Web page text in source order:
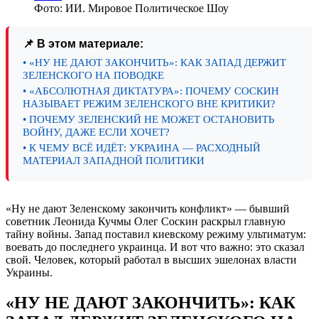
Фото: ИИ. Мировое Политическое Шоу
📌 В этом материале:
• «НУ НЕ ДАЮТ ЗАКОНЧИТЬ»: КАК ЗАПАД ДЕРЖИТ
ЗЕЛЕНСКОГО НА ПОВОДКЕ
• «АБСОЛЮТНАЯ ДИКТАТУРА»: ПОЧЕМУ СОСКИН
НАЗЫВАЕТ РЕЖИМ ЗЕЛЕНСКОГО ВНЕ КРИТИКИ?
• ПОЧЕМУ ЗЕЛЕНСКИЙ НЕ МОЖЕТ ОСТАНОВИТЬ
ВОЙНУ, ДАЖЕ ЕСЛИ ХОЧЕТ?
• К ЧЕМУ ВСЁ ИДЁТ: УКРАИНА — РАСХОДНЫЙ
МАТЕРИАЛ ЗАПАДНОЙ ПОЛИТИКИ
«Ну не дают Зеленскому закончить конфликт» — бывший
советник Леонида Кучмы Олег Соскин раскрыл главную
тайну войны. Запад поставил киевскому режиму ультиматум:
воевать до последнего украинца. И вот что важно: это сказал
свой. Человек, который работал в высших эшелонах власти
Украины.
«НУ НЕ ДАЮТ ЗАКОНЧИТЬ»: КАК